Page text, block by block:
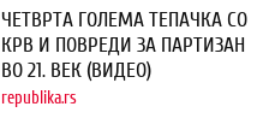
ЧЕТВРТА ГОЛЕМА ТЕПАЧКА СО
КРВ И ПОВРЕДИ ЗА ПАРТИЗАН
ВО 21. ВЕК (ВИДЕО)
republika.rs